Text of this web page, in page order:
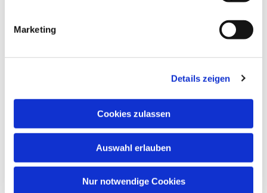
Marketing
Details zeigen
Cookies zulassen
Auswahl erlauben
Nur notwendige Cookies